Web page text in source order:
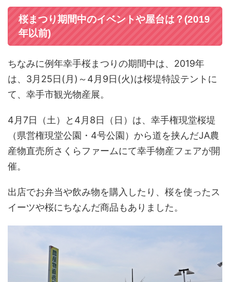
桜まつり期間中のイベントや屋台は？(2019
年以前)
ちなみに例年幸手桜まつりの期間中は、2019年
は、3月25日(月)～4月9日(火)は桜堤特設テントに
て、幸手市観光物産展。
4月7日（土）と4月8日（日）は、幸手権現堂桜堤
（県営権現堂公園・4号公園）から道を挟んだJA農
産物直売所さくらファームにて幸手物産フェアが開
催。
出店でお弁当や飲み物を購入したり、桜を使ったス
イーツや桜にちなんだ商品もありました。